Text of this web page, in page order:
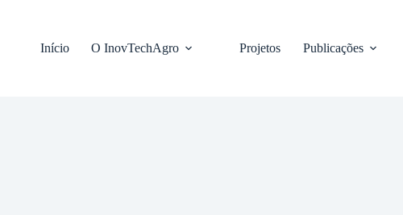
conteúdoInício O InovTechAgro Projetos Publicações